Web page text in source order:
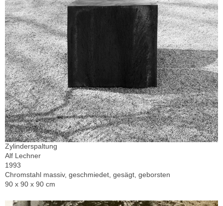
Zylinderspaltung
Alf Lechner
1993
Chromstahl massiv, geschmiedet, gesägt, geborsten
90 x 90 x 90 cm